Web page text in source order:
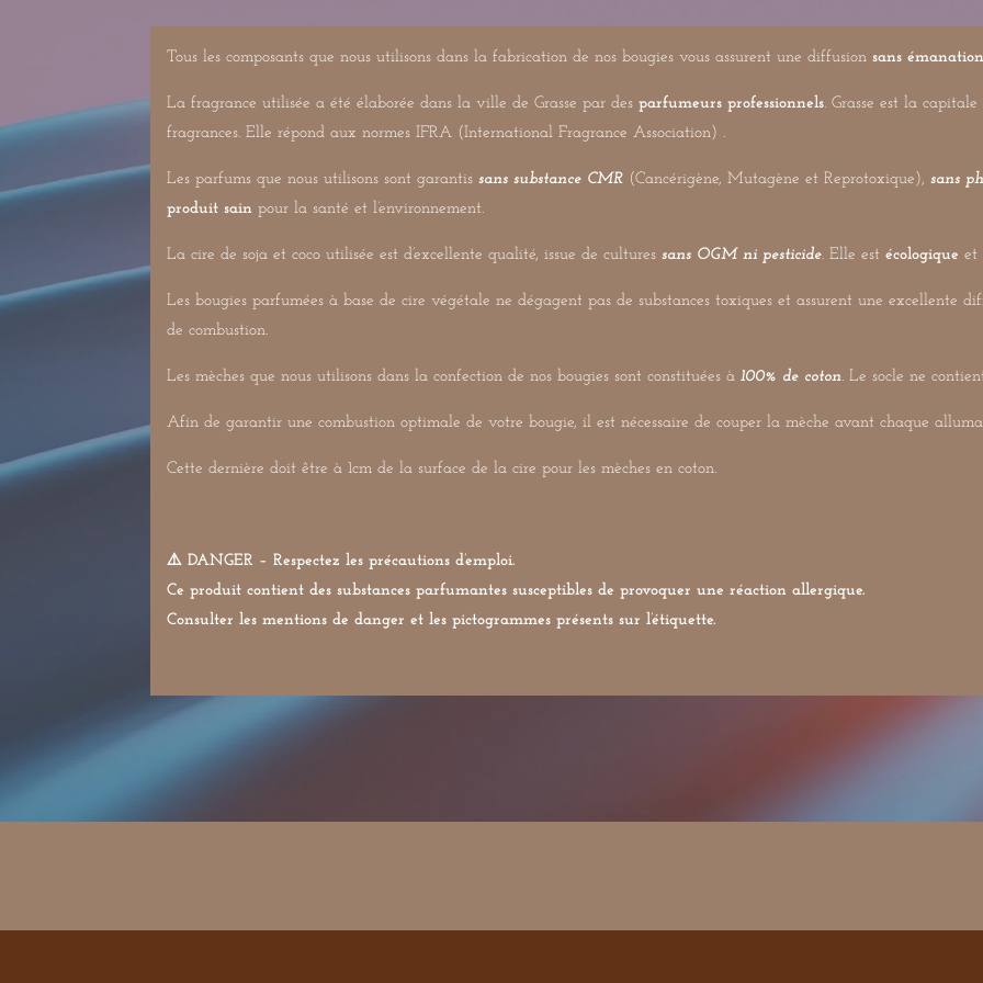
Tous les composants que nous utilisons dans la fabrication de nos bougies vous assurent une diffusion sans
La fragrance utilisée a été élaborée dans la ville de Grasse par des parfumeurs professionnels. Grasse est la
fragrances. Elle répond aux normes IFRA (International Fragrance Association) .
Les parfums que nous utilisons sont garantis sans substance CMR (Cancérigène, Mutagène et Reprotoxique), sans
produit sain pour la santé et l’environnement.
La cire de soja et coco utilisée est d’excellente qualité, issue de cultures sans OGM ni pesticide. Elle est écologique et
Les bougies parfumées à base de cire végétale ne dégagent pas de substances toxiques et assurent une excellente
de combustion.
Les mèches que nous utilisons dans la confection de nos bougies sont constituées à 100% de coton. Le socle ne
Afin de garantir une combustion optimale de votre bougie, il est nécessaire de couper la mèche avant chaque
Cette dernière doit être à 1cm de la surface de la cire pour les mèches en coton.
⚠️ DANGER – Respectez les précautions d’emploi.
Ce produit contient des substances parfumantes susceptibles de provoquer une réaction allergique.
Consulter les mentions de danger et les pictogrammes présents sur l’étiquette.